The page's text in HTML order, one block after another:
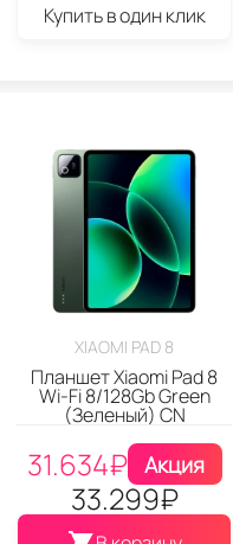
Купить в один клик
XIAOMI PAD 8
Планшет Xiaomi Pad 8
Wi-Fi 8/128Gb Green
(Зеленый) CN
31.634₽ Акция
33.299₽